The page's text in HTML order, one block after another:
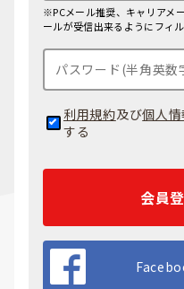
※PCメール推奨、キャリアメ
ールが受信出来るようにフィ
利用規約及び個人
する
会員